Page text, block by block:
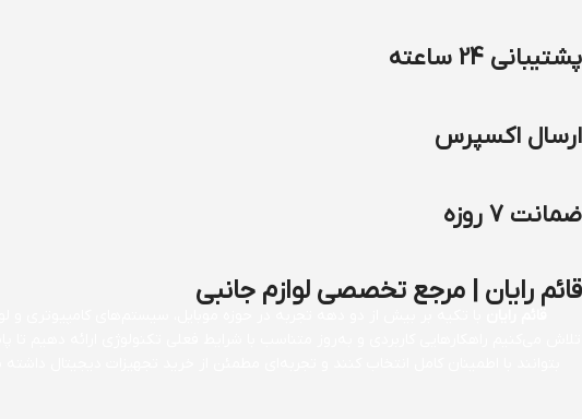
پشتیبانی 24 ساعته
ارسال اکسپرس
ضمانت 7 روزه
قائم رایان | مرجع تخصصی لوازم جانبی